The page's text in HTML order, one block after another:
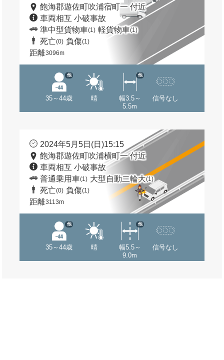
飽海郡遊佐町吹浦宿町一 付近
車両相互 小破事故
準中型貨物車(1) 軽貨物車(1)
死亡(0) 負傷(1)
距離3096m
35～44歳
他
晴
幅3.5～
5.5m
他
信号なし
2024年5月5日(日)15:15
飽海郡遊佐町吹浦横町一 付近
車両相互 小破事故
普通乗用車(1) 大型自動二輪大(1)
死亡(0) 負傷(1)
距離3113m
35～44歳
他
晴
幅5.5～
9.0m
他
信号なし